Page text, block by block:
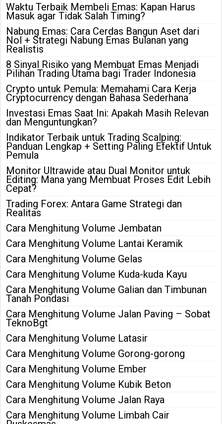
Waktu Terbaik Membeli Emas: Kapan Harus
Masuk agar Tidak Salah Timing?
Nabung Emas: Cara Cerdas Bangun Aset dari
Nol + Strategi Nabung Emas Bulanan yang
Realistis
8 Sinyal Risiko yang Membuat Emas Menjadi
Pilihan Trading Utama bagi Trader Indonesia
Crypto untuk Pemula: Memahami Cara Kerja
Cryptocurrency dengan Bahasa Sederhana
Investasi Emas Saat Ini: Apakah Masih Relevan
dan Menguntungkan?
Indikator Terbaik untuk Trading Scalping:
Panduan Lengkap + Setting Paling Efektif Untuk
Pemula
Monitor Ultrawide atau Dual Monitor untuk
Editing: Mana yang Membuat Proses Edit Lebih
Cepat?
Trading Forex: Antara Game Strategi dan
Realitas
Cara Menghitung Volume Jembatan
Cara Menghitung Volume Lantai Keramik
Cara Menghitung Volume Gelas
Cara Menghitung Volume Kuda-kuda Kayu
Cara Menghitung Volume Galian dan Timbunan
Tanah Pondasi
Cara Menghitung Volume Jalan Paving – Sobat
TeknoBgt
Cara Menghitung Volume Latasir
Cara Menghitung Volume Gorong-gorong
Cara Menghitung Volume Ember
Cara Menghitung Volume Kubik Beton
Cara Menghitung Volume Jalan Raya
Cara Menghitung Volume Limbah Cair